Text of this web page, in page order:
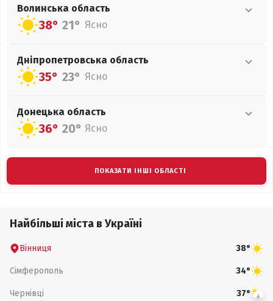
Волинська область
38° 21° Ясно
Дніпропетровська область
35° 23° Ясно
Донецька область
36° 20° Ясно
ПОКАЗАТИ ІНШІ ОБЛАСТІ
Найбільші міста в Україні
Вінниця 38°
Сімферополь 34°
Чернівці 37°